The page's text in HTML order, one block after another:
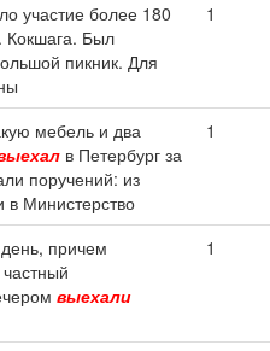
участие более 180
Кокшага. Был
пикник. Для
1
мебель и два
в Петербург за
поручений: из
в Министерство
1
причем
выехали
1